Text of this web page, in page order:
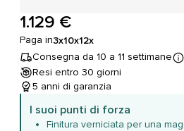
1.129 €
Paga in3x10x12x
Consegna da 10 a 11 settimane
Resi entro 30 giorni
5 anni di garanzia
I suoi punti di forza
Finitura verniciata per una